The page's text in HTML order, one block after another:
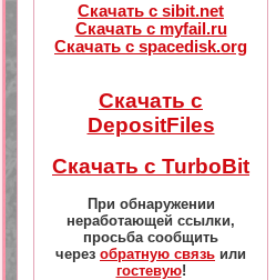
Скачать с sibit.net
Скачать с myfail.ru
Скачать с spacedisk.org
Скачать с
DepositFiles
Скачать с TurboBit
При обнаружении
неработающей ссылки,
просьба сообщить
через обратную связь или
гостевую!